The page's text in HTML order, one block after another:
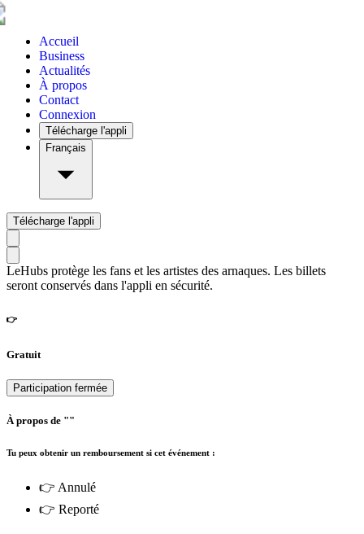
Accueil
Business
Actualités
À propos
Contact
Connexion
Télécharge l'appli
Français
Télécharge l'appli
LeHubs protège les fans et les artistes des arnaques. Les billets
seront conservés dans l'appli en sécurité.
👉
Gratuit
Participation fermée
À propos de ""
Tu peux obtenir un remboursement si cet événement :
👉 Annulé
👉 Reporté